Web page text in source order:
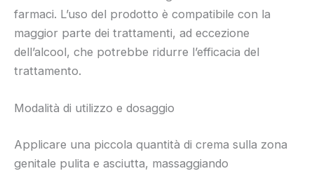
farmaci. L’uso del prodotto è compatibile con la
maggior parte dei trattamenti, ad eccezione
dell’alcool, che potrebbe ridurre l’efficacia del
trattamento.
Modalità di utilizzo e dosaggio
Applicare una piccola quantità di crema sulla zona
genitale pulita e asciutta, massaggiando